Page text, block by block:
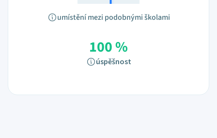
umístění mezi podobnými školami
100 %
úspěšnost